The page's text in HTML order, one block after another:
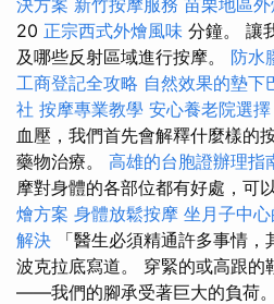
決方案 新竹按摩服務 苗栗地區
20 正宗西式外燴風味 分鐘。 讓
及哪些反射區域進行按摩。 防水
工商登記全攻略 自然效果的墊下
社 按摩專業教學 安心養老院選擇
血壓，我們首先會解釋什麼樣的
藥物治療。 高雄的台胞證辦理指
摩對身體的各部位都有好處，可
燴方案 身體放鬆按摩 坐月子中
解決 「醫生必須精通許多事情
波克拉底寫道。 穿緊的或高跟的
——我們的腳承受著巨大的負荷。